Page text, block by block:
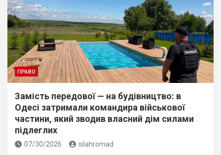
ПРАВО
Замість передової — на будівництво: в
Одесі затримали командира військової
частини, який зводив власний дім силами
підлеглих
07/30/2026 silahromad